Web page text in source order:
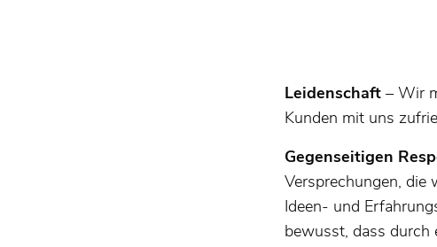
Leidenschaft– Wir
Kunden mit uns
Gegenseitigen
Versprechungen,
Ideen- und
bewusst, dass durch